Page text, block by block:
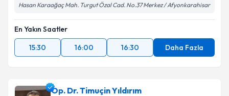
Hasan Karaağaç Mah. Turgut Özal Cad. No.37 Merkez / Afyonkarahisar
En Yakın Saatler
15:30
16:00 16:30 Daha Fazla
Op. Dr. Timuçin Yıldırım